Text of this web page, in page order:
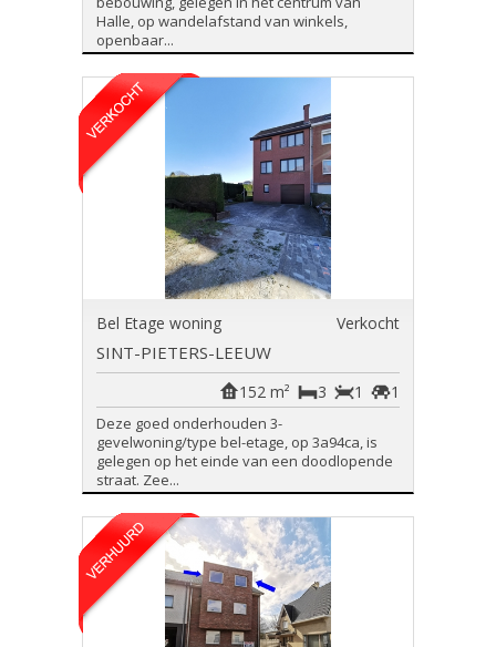
Halle, op wandelafstand van winkels,
openbaar...
Bel Etage woning Verkocht
SINT-PIETERS-LEEUW
1
1
3
152 m²
Deze goed onderhouden 3-
gevelwoning/type bel-etage, op 3a94ca, is
gelegen op het einde van een doodlopende
straat. Zee...